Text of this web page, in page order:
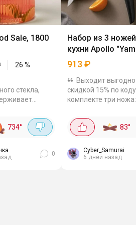
Sale, 1800
26 %
стекла,
Можно
ставить в
и не бояться,
734°
0
Набор из 3
кухни Apollo
913 ₽
Выходит выгодно
скидкой 15% по
комплекте три ножа:
универсальный (12
кухонный (14,5 см).
керамики - не
вступают в...
83°
Cyber_Samurai
6 дней назад